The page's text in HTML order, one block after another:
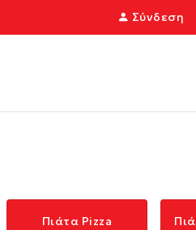
Σύνδεση
Πιάτα Pizza